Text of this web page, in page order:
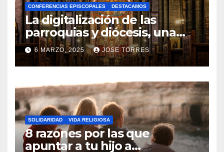
Y
C
O
M
N
T
A
R
I
CONFERENCIAS EPISCOPALES DESTACAMOS
La digitalización de las
parroquias y diócesis, una
realidad ya para el futuro de
la Iglesia
6 MARZO, 2025 JOSE TORRES
N
O
H
A
Y
SOLIDARIDAD VIDA RELIGIOSA
8 razones por las que
apuntar a tu hijo a